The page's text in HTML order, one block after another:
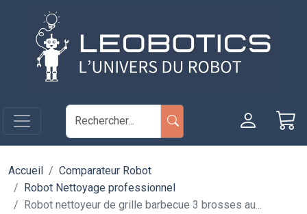
Aller au contenu principal
Accueil
Comparateur Robot
Robot Nettoyage professionnel
Robot nettoyeur de grille barbecue 3 brosses au...
Panneau de gestion des cookies